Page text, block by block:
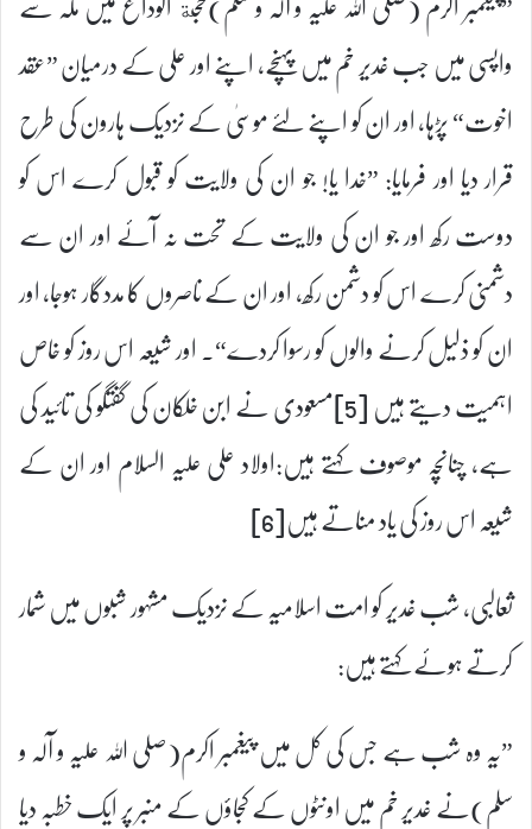
واپسی میں جب غدیر خم میں پہنچے، اپنے اور علی کے درمیان ”عقد
اخوت“ پڑہا، اور ان کو اپنے لئے موسیٰ کے نزدیک ہارون کی طرح
قرار دیا اور فرمایا: ”خدا یا! جو ان کی ولایت کو قبول کرے اس کو
دوست رکھ اور جو ان کی ولایت کے تحت نہ آئے اور ان سے
دشمنی کرے اس کو دشمن رکھ، اور ان کے ناصروں کا مددگار ہوجا، اور
ان کو ذلیل کرنے والوں کو رسوا کردے“۔ اور شیعہ اس روز کو خاص
اہمیت دیتے ہیں [5]مسعودی نے ابن خلّکان کی گفتگو کی تائید کی
ہے، چنانچہ موصوف کہتے ہیں:اولاد علی علیہ السلام اور ان کے
شیعہ اس روز کی یاد مناتے ہیں[6]
ثعالبی، شب غدیر کو امت اسلامیہ کے نزدیک مشہور شبوں میں شمار
کرتے ہوئے کہتے ہیں:
”یہ وہ شب ہے جس کی کل میں پیغمبر اکرم(صلی اللہ علیہ و آلہ و
سلم)نے غدیر خم میں اونٹوں کے کجاؤں کے منبر پر ایک خطبہ دیا